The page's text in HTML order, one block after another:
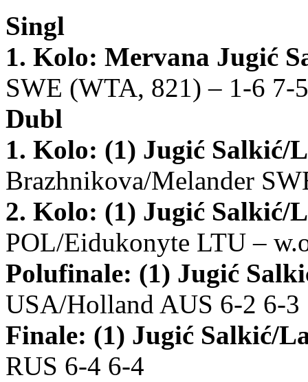
Singl
1. Kolo: Mervana Jugić
SWE (WTA, 821) – 1-6 7-
Dubl
1. Kolo: (1) Jugić Salkić/
Brazhnikova/Melander
2. Kolo: (1) Jugić Salkić/
POL/Eidukonyte LTU –
Polufinale: (1) Jugić
USA/Holland AUS 6-2 6-3
Finale: (1) Jugić Salkić/
RUS 6-4 6-4